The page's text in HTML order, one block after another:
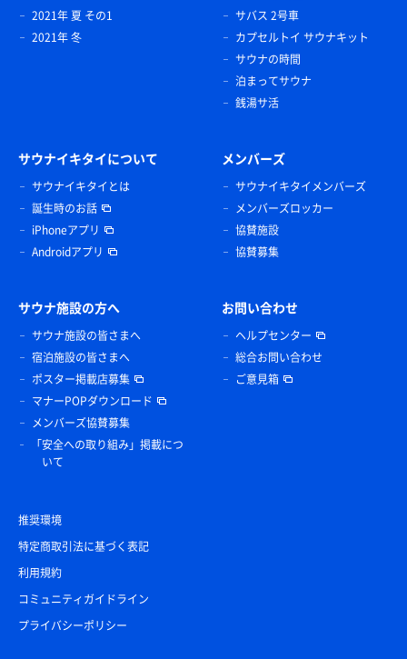
2021年 夏 その1
2021年 冬
サバス 2号車
カプセルトイ サウナキット
サウナの時間
泊まってサウナ
銭湯サ活
サウナイキタイについて
サウナイキタイとは
誕生時のお話
iPhoneアプリ
Androidアプリ
メンバーズ
サウナイキタイメンバーズ
メンバーズロッカー
協賛施設
協賛募集
サウナ施設の方へ
サウナ施設の皆さまへ
宿泊施設の皆さまへ
ポスター掲載店募集
マナーPOPダウンロード
メンバーズ協賛募集
「安全への取り組み」掲載につ
いて
お問い合わせ
ヘルプセンター
総合お問い合わせ
ご意見箱
推奨環境
特定商取引法に基づく表記
利用規約
コミュニティガイドライン
プライバシーポリシー